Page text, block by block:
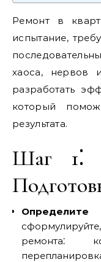
Ремонт в
испытание,
хаоса, нервов
разработать
который
результата.
Шаг 1⁚
ремонта⁚